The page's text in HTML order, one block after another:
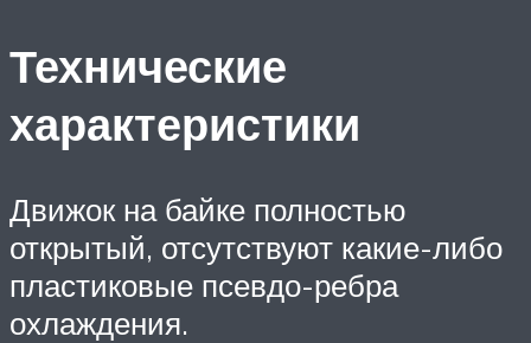
Технические
характеристики
Движок на байке полностью
открытый, отсутствуют какие-либо
пластиковые псевдо-ребра
охлаждения.